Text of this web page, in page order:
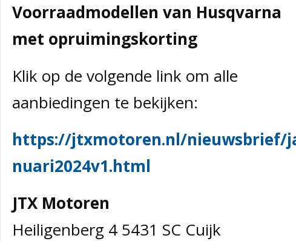
Voorraadmodellen van Husqvarna
met opruimingskorting
Klik op de volgende link om alle
aanbiedingen te bekijken:
https://jtxmotoren.nl/nieuwsbrief/
nuari2024v1.html
JTX Motoren
Heiligenberg 4 5431 SC Cuijk